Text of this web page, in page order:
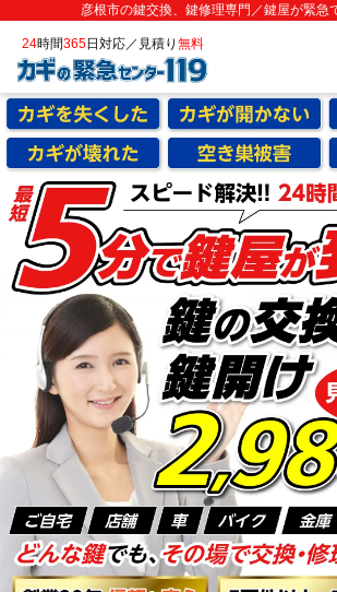
彦根市の鍵交換、鍵修理専門／鍵屋が緊急
24時間365日対応／見積り 無料